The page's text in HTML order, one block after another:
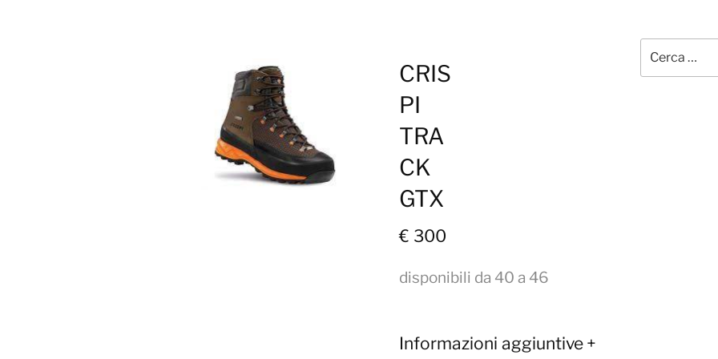
CRIS
PI
TRA
CK
GTX
€ 300
disponibili da 40 a 46
Informazioni aggiuntive